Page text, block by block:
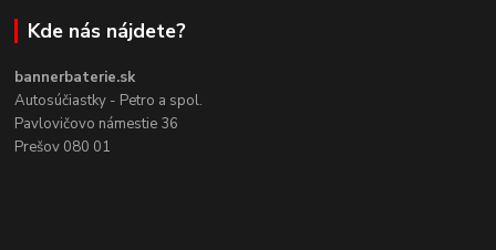
Kde nás nájdete?
bannerbaterie.sk
Autosúčiastky - Petro a spol.
Pavlovičovo námestie 36
Prešov 080 01